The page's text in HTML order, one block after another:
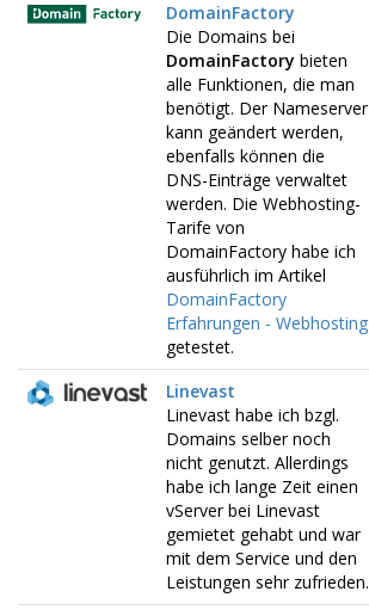
DomainFactory
Die Domains bei
DomainFactory bieten
alle Funktionen, die man
benötigt. Der Nameserver
kann geändert werden,
ebenfalls können die
DNS-Einträge verwaltet
werden. Die Webhosting-
Tarife von
DomainFactory habe ich
ausführlich im Artikel
DomainFactory
Erfahrungen - Webhosting
getestet.
Linevast
Linevast habe ich bzgl.
Domains selber noch
nicht genutzt. Allerdings
habe ich lange Zeit einen
vServer bei Linevast
gemietet gehabt und war
mit dem Service und den
Leistungen sehr zufrieden.